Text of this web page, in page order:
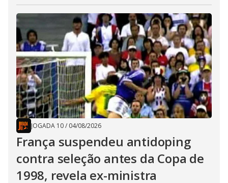
JOGADA 10/ 04/08/2026
França suspendeu antidoping
contra seleção antes da Copa de
1998, revela ex-ministra